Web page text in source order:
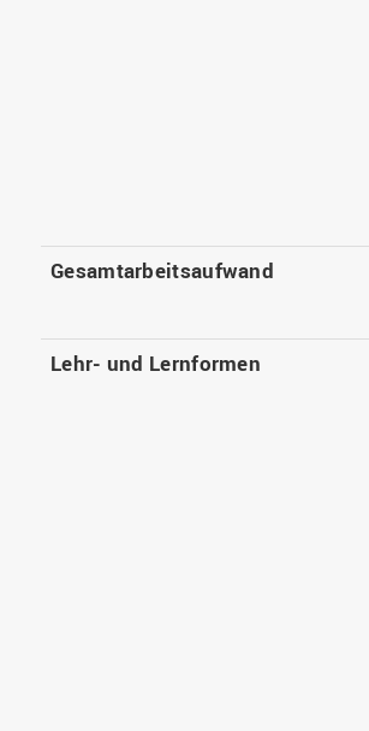
Gesamtarbeitsaufwand
Lehr- und Lernformen